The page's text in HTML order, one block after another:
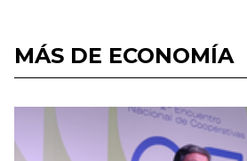
MÁS DE ECONOMÍA